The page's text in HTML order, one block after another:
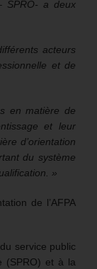
SPRO- a deux
acteurs
et de
en matière de
et leur
d’orientation
du système
»
de l’AFPA
service public
(SPRO) et à la